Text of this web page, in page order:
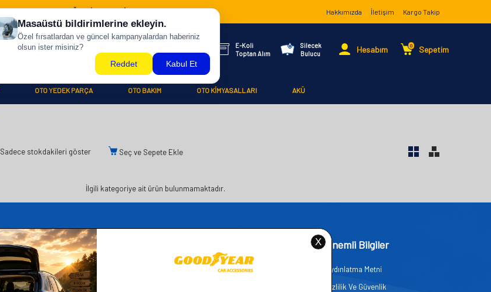
500 TL ÜZERİ KARGO BİZDEN ! Hakkımızda İletişim Kargo Takip
E-Koli
Toptan Alım
Silecek
Bulucu
Hesabım 0 Sepetim
OTO YEDEK PARÇA OTO BAKIM OTO KİMYASALLARI AKÜ
Sadece stokdakileri göster Seç ve Sepete Ekle
İlgili kategoriye ait ürün bulunmamaktadır.
Üye
Sepetim
Bayi Kayıt
Ana Sayfa
Önemli Bilgiler
Aydınlatma Metni
Gizlilik Ve Güvenlik